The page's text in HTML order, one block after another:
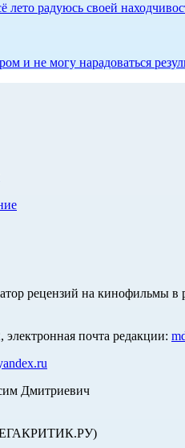
радуюсь своей
и не могу нарадоваться
рецензий на кинофильмы в
почта редакции:
Дмитриевич